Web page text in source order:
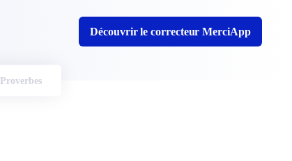
Découvrir le correcteur MerciApp
Proverbes